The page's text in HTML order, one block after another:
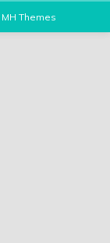
MH Themes